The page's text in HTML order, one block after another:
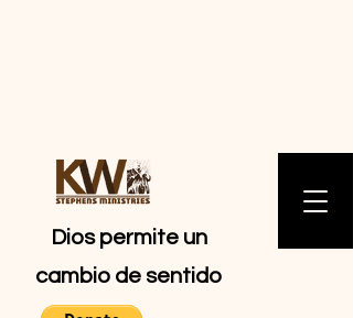
Dios permite un
cambio de sentido